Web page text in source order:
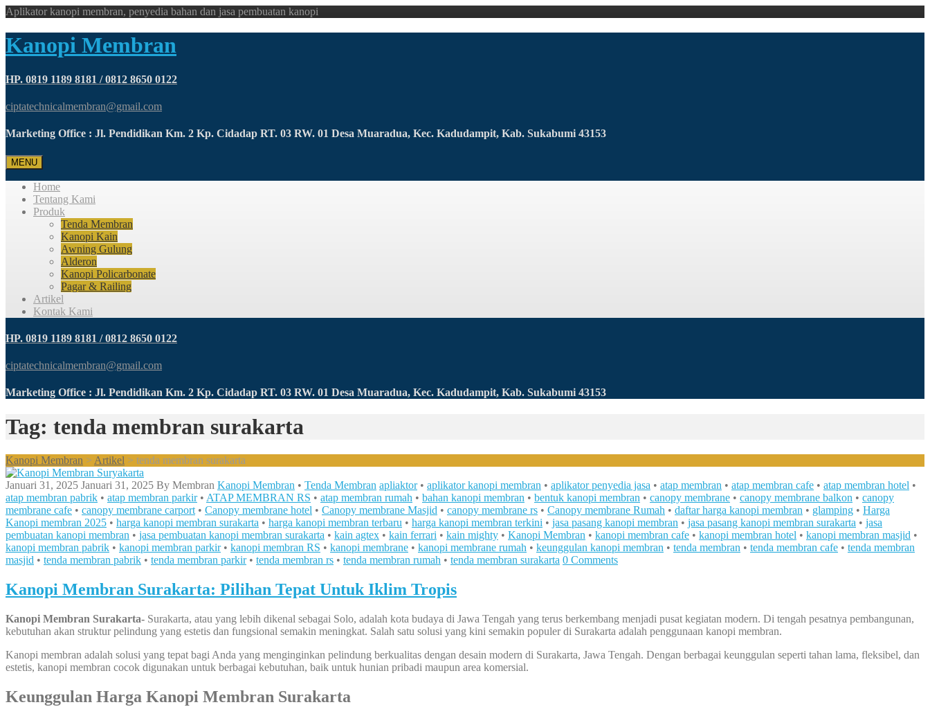
Aplikator kanopi membran, penyedia bahan dan jasa pembuatan kanopi
Kanopi Membran
HP. 0819 1189 8181 / 0812 8650 0122
ciptatechnicalmembran@gmail.com
Marketing Office : Jl. Pendidikan Km. 2 Kp. Cidadap RT. 03 RW. 01 Desa Muaradua, Kec. Kadudampit, Kab. Sukabumi 43153
MENU
Home
Tentang Kami
Produk
Tenda Membran
Kanopi Kain
Awning Gulung
Alderon
Kanopi Policarbonate
Pagar & Railing
Artikel
Kontak Kami
HP. 0819 1189 8181 / 0812 8650 0122
ciptatechnicalmembran@gmail.com
Marketing Office : Jl. Pendidikan Km. 2 Kp. Cidadap RT. 03 RW. 01 Desa Muaradua, Kec. Kadudampit, Kab. Sukabumi 43153
Tag: tenda membran surakarta
Kanopi Membran > Artikel > tenda membran surakarta
Januari 31, 2025 Januari 31, 2025 By Membran Kanopi Membran • Tenda Membran apliaktor• aplikator kanopi membran • aplikator penyedia jasa • atap membran • atap membran cafe • atap membran hotel •
atap membran pabrik • atap membran parkir• ATAP MEMBRAN RS • atap membran rumah • bahan kanopi membran • bentuk kanopi membran • canopy membrane • canopy membrane balkon • canopy
membrane cafe • canopy membrane carport • Canopy membrane hotel • Canopy membrane Masjid • canopy membrane rs • Canopy membrane Rumah • daftar harga kanopi membran • glamping • Harga
Kanopi membran 2025 • harga kanopi membran surakarta • harga kanopi membran terbaru • harga kanopi membran terkini • jasa pasang kanopi membran • jasa pasang kanopi membran surakarta • jasa
pembuatan kanopi membran • jasa pembuatan kanopi membran surakarta • kain agtex • kain ferrari • kain mighty • Kanopi Membran • kanopi membran cafe • kanopi membran hotel • kanopi membran masjid •
kanopi membran pabrik • kanopi membran parkir• kanopi membran RS • kanopi membrane • kanopi membrane rumah • keunggulan kanopi membran • tenda membran • tenda membran cafe • tenda membran
masjid • tenda membran pabrik • tenda membran parkir• tenda membran rs • tenda membran rumah • tenda membran surakarta 0 Comments
Kanopi Membran Surakarta: Pilihan Tepat Untuk Iklim Tropis
Kanopi Membran Surakarta- Surakarta, atau yang lebih dikenal sebagai Solo, adalah kota budaya di Jawa Tengah yang terus berkembang menjadi pusat kegiatan modern. Di tengah pesatnya pembangunan,
kebutuhan akan struktur pelindung yang estetis dan fungsional semakin meningkat. Salah satu solusi yang kini semakin populer di Surakarta adalah penggunaan kanopi membran.
Kanopi membran adalah solusi yang tepat bagi Anda yang menginginkan pelindung berkualitas dengan desain modern di Surakarta, Jawa Tengah. Dengan berbagai keunggulan seperti tahan lama, fleksibel, dan
estetis, kanopi membran cocok digunakan untuk berbagai kebutuhan, baik untuk hunian pribadi maupun area komersial.
Keunggulan Harga Kanopi Membran Surakarta